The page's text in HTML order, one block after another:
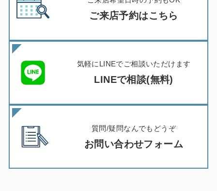
ご来店予約はこちら
気軽にLINEでご相談いただけます
LINEで相談(無料)
質問/疑問なんでもどうぞ
お問い合わせフォーム